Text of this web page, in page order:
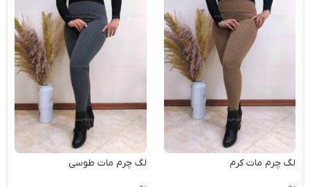
لگ چرم مات کرم لگ چرم مات طوسی